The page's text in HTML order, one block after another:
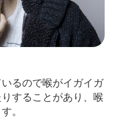
るので喉がイガイガ
することがあり、喉
。